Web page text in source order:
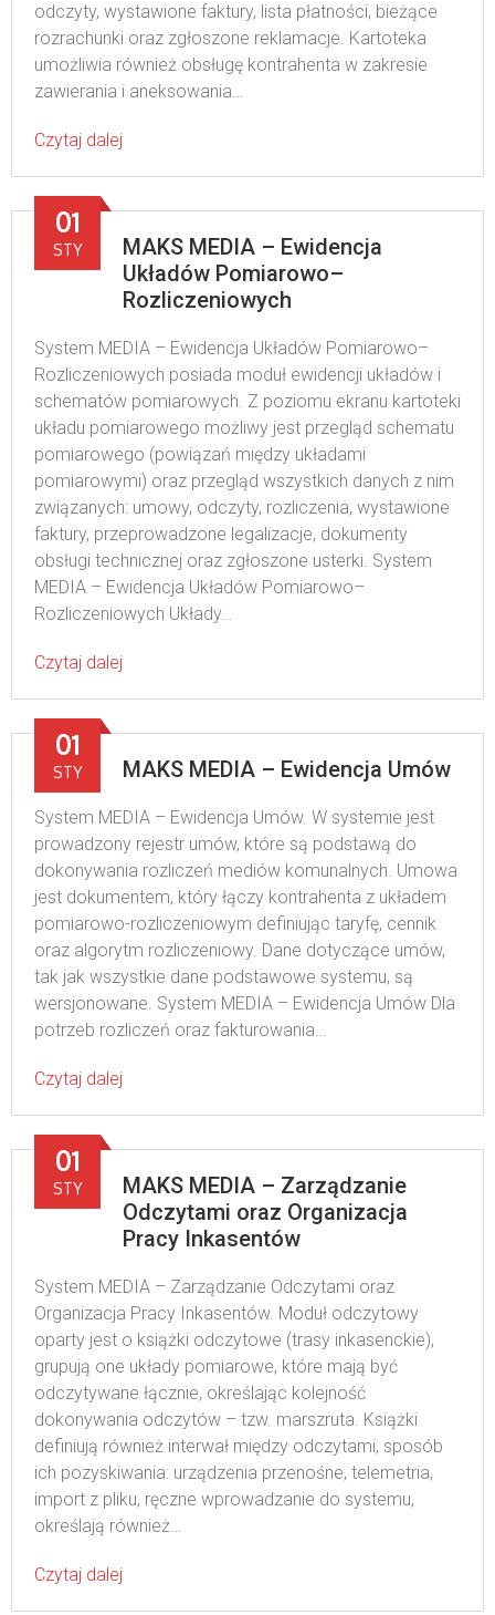
odczyty, wystawione faktury, lista płatności, bieżące
rozrachunki oraz zgłoszone reklamacje. Kartoteka
umożliwia również obsługę kontrahenta w zakresie
zawierania i aneksowania…
Czytaj dalej
MAKS MEDIA – Ewidencja
Układów Pomiarowo–
Rozliczeniowych
01
STY
System MEDIA – Ewidencja Układów Pomiarowo–
Rozliczeniowych posiada moduł ewidencji układów i
schematów pomiarowych. Z poziomu ekranu kartoteki
układu pomiarowego możliwy jest przegląd schematu
pomiarowego (powiązań między układami
pomiarowymi) oraz przegląd wszystkich danych z nim
związanych: umowy, odczyty, rozliczenia, wystawione
faktury, przeprowadzone legalizacje, dokumenty
obsługi technicznej oraz zgłoszone usterki. System
MEDIA – Ewidencja Układów Pomiarowo–
Rozliczeniowych Układy…
Czytaj dalej
MAKS MEDIA – Ewidencja Umów
01
STY
System MEDIA – Ewidencja Umów. W systemie jest
prowadzony rejestr umów, które są podstawą do
dokonywania rozliczeń mediów komunalnych. Umowa
jest dokumentem, który łączy kontrahenta z układem
pomiarowo-rozliczeniowym definiując taryfę, cennik
oraz algorytm rozliczeniowy. Dane dotyczące umów,
tak jak wszystkie dane podstawowe systemu, są
wersjonowane. System MEDIA – Ewidencja Umów Dla
potrzeb rozliczeń oraz fakturowania…
Czytaj dalej
MAKS MEDIA – Zarządzanie
Odczytami oraz Organizacja
Pracy Inkasentów
01
STY
System MEDIA – Zarządzanie Odczytami oraz
Organizacja Pracy Inkasentów. Moduł odczytowy
oparty jest o książki odczytowe (trasy inkasenckie),
grupują one układy pomiarowe, które mają być
odczytywane łącznie, określając kolejność
dokonywania odczytów – tzw. marszruta. Książki
definiują również interwał między odczytami, sposób
ich pozyskiwania: urządzenia przenośne, telemetria,
import z pliku, ręczne wprowadzanie do systemu,
określają również…
Czytaj dalej